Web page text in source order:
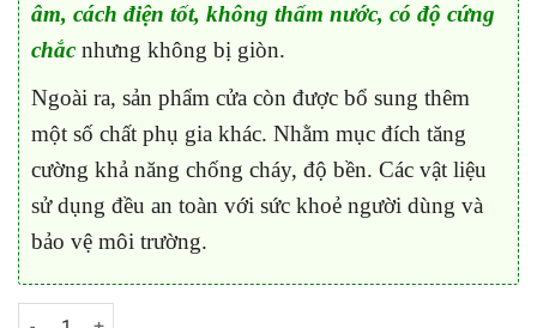
âm, cách điện tốt, không thấm nước, có độ cứng
chắc nhưng không bị giòn.
Ngoài ra, sản phẩm cửa còn được bổ sung thêm
một số chất phụ gia khác. Nhằm mục đích tăng
cường khả năng chống cháy, độ bền. Các vật liệu
sử dụng đều an toàn với sức khoẻ người dùng và
bảo vệ môi trường.
Cửa Nhựa Composite KD.15 số lượng